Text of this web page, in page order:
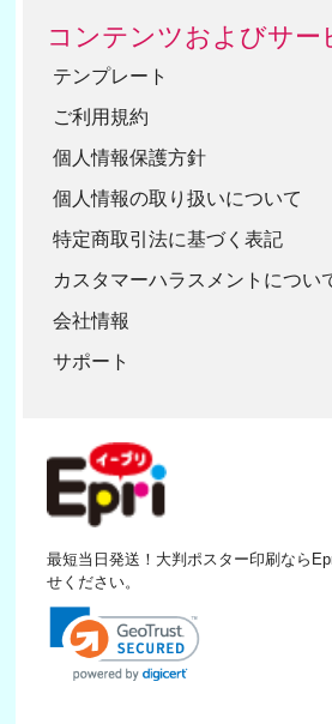
コンテンツおよびサー
テンプレート
ご利用規約
個人情報保護方針
個人情報の取り扱いについて
特定商取引法に基づく表記
カスタマーハラスメントについ
会社情報
サポート
最短当日発送！大判ポスター印刷なら
せください。